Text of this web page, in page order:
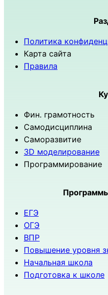
Политика
Карта сайта
Правила
Фин. грамотность
Самодисциплина
Саморазвитие
3D моделирование
Программирование
ЕГЭ
ОГЭ
ВПР
Повышение уровня
Начальная школа
Подготовка к школе